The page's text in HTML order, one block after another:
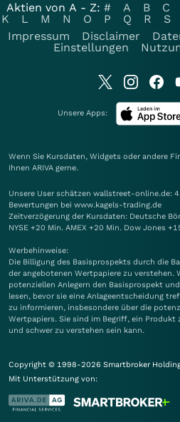
Aktien von A - Z: # A B C
K
L M N O P Q R S
Impressum
Disclaimer
Einstellungen
Unsere Apps:
Wenn Sie Kursdaten, Widgets oder andere
Ihnen ARIVA gerne.
Unsere User schätzen wallstreet-online.de:
Bewertungen bei www.kagels-trading.de
Zeitverzögerung der Kursdaten: Deutsche
NYSE +20 Min. AMEX +20 Min. Dow Jones
Werbehinweise:
Die Billigung des Basisprospekts durch die
der angebotenen Wertpapiere zu verstehen.
potenziellen Anlegern den Basisprospekt
lesen, bevor sie eine Anlageentscheidung
zu informieren, insbesondere über die
Wertpapiers. Sie sind im Begriff, ein
und schwer zu verstehen sein kann.
Copyright © 1998-2026 Smartbroker
Mit Unterstützung von: